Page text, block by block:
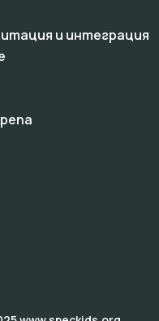
и интеграция